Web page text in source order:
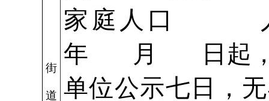
街
道
家庭人口
年 月 日起，在
单位公示七日，